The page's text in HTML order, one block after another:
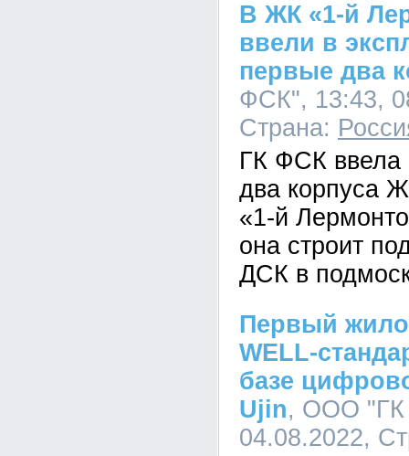
В ЖК «1-й
ввели в
первые два
ФСК", 13:43,
Страна:
ГК ФСК ввела
два корпуса
«1-й
она строит
ДСК в
Первый
WELL-
базе
Ujin, ООО "ГК
04.08.2022,